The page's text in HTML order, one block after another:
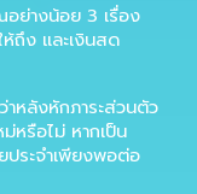
ย่างน้อย 3 เรื่อง
ถึง และเงินสด
าหลังหักภาระส่วนตัว
หรือไม่ หากเป็น
ประจำเพียงพอต่อ